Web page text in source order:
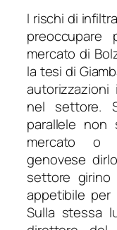
I rischi di
mercato di
la tesi di
nel settore.
parallele
mercato o
genovese
settore
appetibile
Sulla stessa